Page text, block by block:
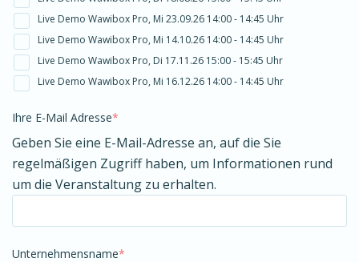
Live Demo Wawibox Pro, Mi 23.09.26 14:00 - 14:45 Uhr
Live Demo Wawibox Pro, Mi 14.10.26 14:00 - 14:45 Uhr
Live Demo Wawibox Pro, Di 17.11.26 15:00 - 15:45 Uhr
Live Demo Wawibox Pro, Mi 16.12.26 14:00 - 14:45 Uhr
Ihre E-Mail Adresse*
Geben Sie eine E-Mail-Adresse an, auf die Sie
regelmäßigen Zugriff haben, um Informationen rund
um die Veranstaltung zu erhalten.
Unternehmensname*